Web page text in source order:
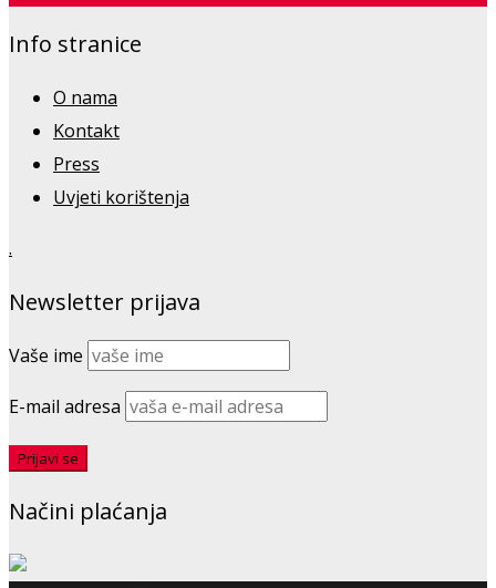
Info stranice
O nama
Kontakt
Press
Uvjeti korištenja
.
Newsletter prijava
Vaše ime
E-mail adresa
Načini plaćanja